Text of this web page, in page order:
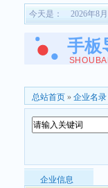
今天是： 2026年8
总站首页 » 企业名录
企业信息